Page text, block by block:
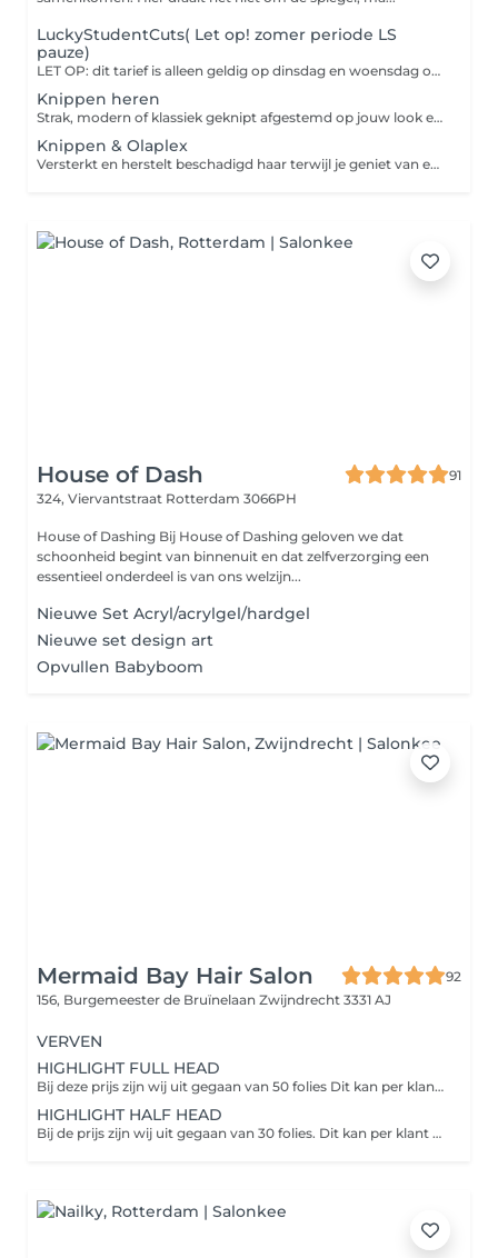
LuckyStudentCuts( Let op! zomer periode LS
pauze)
LET OP: dit tarief is alleen geldig op dinsdag en woensdag op vertoon van je studentenpas. Houd rekening met onze vakantieperiodes, waarin dit aanbod tijdelijk vervalt: ZOMERPAUZE: 20 JULI T/M 22 AUGUSTUS 2026 KERSTPERIODE: 1 DECEMBER 2026 T/M 2 JANUARI 2027 Buiten deze periodes kun je op de aangegeven dagen weer gebruikmaken van het studententarief. Belangrijk: kies je tijdens een pauzeperiode of op een andere dag toch voor een LS-behandeling? Dan brengen wij het normale kniptarief in rekening.
Knippen heren
Strak, modern of klassiek geknipt afgestemd op jouw look en haartype.
Knippen & Olaplex
Versterkt en herstelt beschadigd haar terwijl je geniet van een professionele coupe.
House of Dash
91
324, Viervantstraat Rotterdam 3066PH
House of Dashing Bij House of Dashing geloven we dat
schoonheid begint van binnenuit en dat zelfverzorging een
essentieel onderdeel is van ons welzijn...
Nieuwe Set Acryl/acrylgel/hardgel
Nieuwe set design art
Opvullen Babyboom
Mermaid Bay Hair Salon
92
156, Burgemeester de Bruïnelaan Zwijndrecht 3331 AJ
VERVEN
HIGHLIGHT FULL HEAD
Bij deze prijs zijn wij uit gegaan van 50 folies Dit kan per klant verschillen meestal is een full head folie 50/60 folies LET OP! bij een make over kan dit wel eens oplopen naar 80/100
HIGHLIGHT HALF HEAD
Bij de prijs zijn wij uit gegaan van 30 folies. Dit kan per klant verschillen meestal met een half head folie worden er 30/40 folies gebruikt